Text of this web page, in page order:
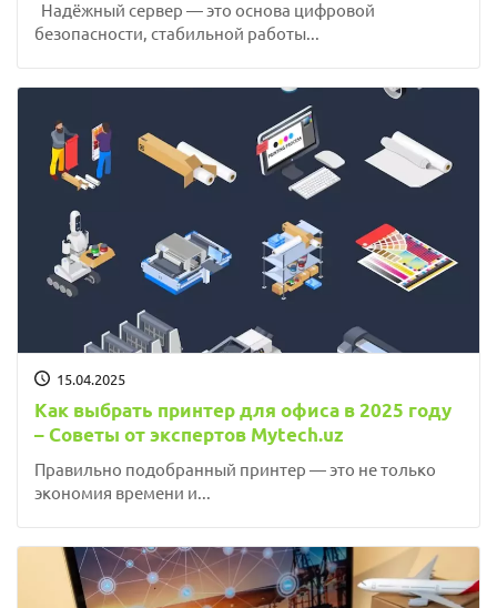
Надёжный сервер — это основа цифровой
безопасности, стабильной работы...
15.04.2025
Как выбрать принтер для офиса в 2025 году
– Советы от экспертов Mytech.uz
Правильно подобранный принтер — это не только
экономия времени и...